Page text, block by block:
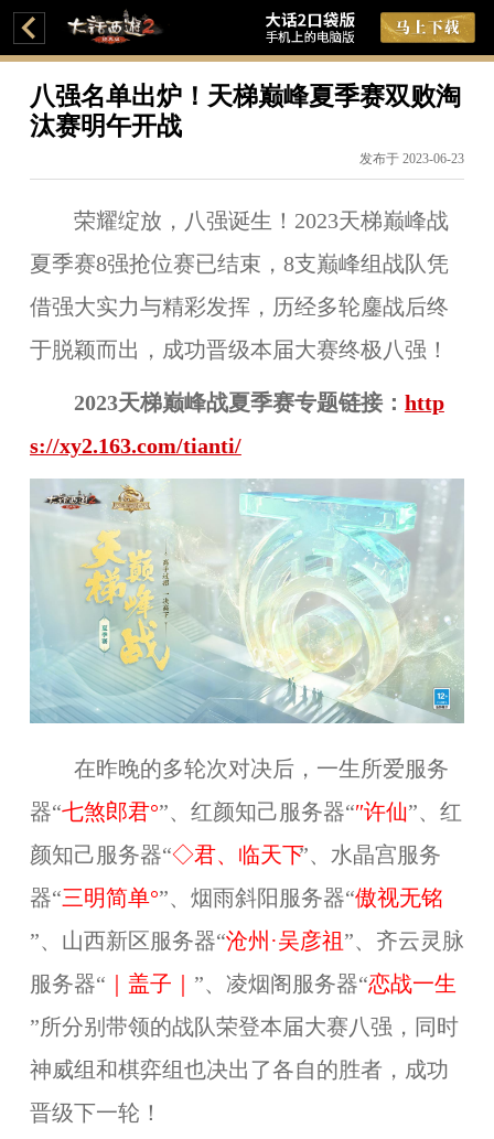
八强名单出炉！天梯巅峰夏季赛双败淘
汰赛明午开战
发布于 2023-06-23
荣耀绽放，八强诞生！2023天梯巅峰战
夏季赛8强抢位赛已结束，8支巅峰组战队凭
借强大实力与精彩发挥，历经多轮鏖战后终
于脱颖而出，成功晋级本届大赛终极八强！
2023天梯巅峰战夏季赛专题链接： http
s://xy2.163.com/tianti/
在昨晚的多轮次对决后，一生所爱服务
器“七煞郎君°”、红颜知己服务器“″许仙”、红
颜知己服务器“◇君、临天下”、水晶宫服务
器“三明简单°”、烟雨斜阳服务器“傲视无铭
”、山西新区服务器“沧州·吴彦祖 ”、齐云灵脉
服务器“ ｜盖子｜ ”、凌烟阁服务器“恋战一生
”所分别带领的战队荣登本届大赛八强，同时
神威组和棋弈组也决出了各自的胜者，成功
晋级下一轮！